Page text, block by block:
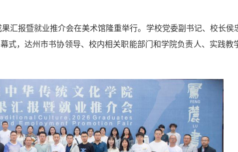
汇报暨就业推介会在美术馆 隆重举行。 学校党委副书记、校长侯
式， 达州市书协领导、校内相关职能部门和学院负责人、实践教